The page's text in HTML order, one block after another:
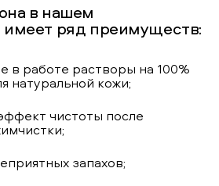
в нашем
имеет ряд преимуществ:
в работе растворы на 100%
натуральной кожи;
чистоты после
запахов;